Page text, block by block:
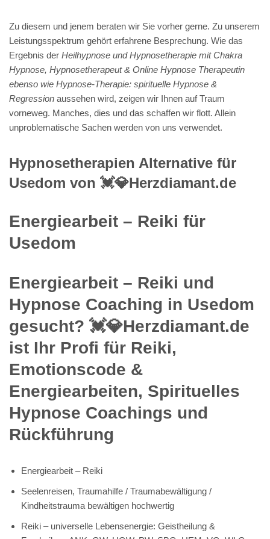
Zu diesem und jenem beraten wir Sie vorher gerne. Zu unserem
Leistungsspektrum gehört erfahrene Besprechung. Wie das
Ergebnis der Heilhypnose und Hypnosetherapie mit Chakra
Hypnose, Hypnosetherapeut & Online Hypnose Therapeutin
ebenso wie Hypnose-Therapie: spirituelle Hypnose &
Regression aussehen wird, zeigen wir Ihnen auf Traum
vorneweg. Manches, dies und das schaffen wir flott. Allein
unproblematische Sachen werden von uns verwendet.
Hypnosetherapien Alternative für
Usedom von 💓️💎Herzdiamant.de
Energiearbeit – Reiki für
Usedom
Energiearbeit – Reiki und
Hypnose Coaching in Usedom
gesucht? 💓️💎Herzdiamant.de
ist Ihr Profi für Reiki,
Emotionscode &
Energiearbeiten, Spirituelles
Hypnose Coachings und
Rückführung
Energiearbeit – Reiki
Seelenreisen, Traumahilfe / Traumabewältigung /
Kindheitstrauma bewältigen hochwertig
Reiki – universelle Lebensenergie: Geistheilung &